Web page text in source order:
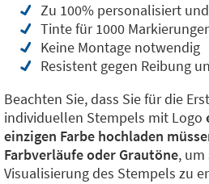
Zu 100% personalisiert
Tinte für 1000
Keine Montage notwendig
Resistent gegen Reibung
Beachten Sie, dass Sie für die
individuellen Stempels mit Logo
einzigen Farbe hochladen
Farbverläufe oder Grautöne,
Visualisierung des Stempels zu